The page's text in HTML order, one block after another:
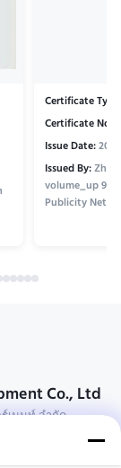
Certificate
Certificate No.:
Issue Date:
Issued By:
volume_up 9 /
Publicity
Co., Ltd
เมนท์ จํากัด